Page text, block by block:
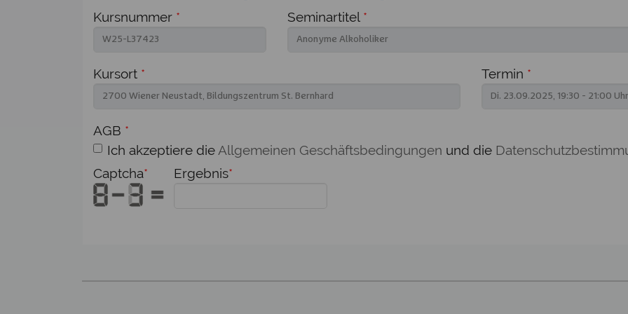
Kursnummer * Seminartitel *
Kursort * Termin *
AGB *
Ich akzeptiere die Allgemeinen Geschäftsbedingungen und die
Captcha* Ergebnis*